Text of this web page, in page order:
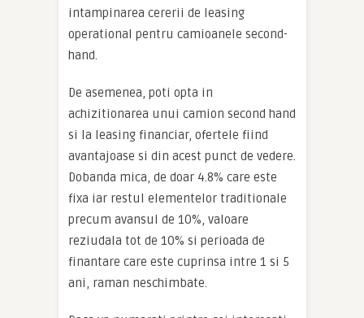
intampinarea cererii de leasing
operational pentru camioanele second-
hand.
De asemenea, poti opta in
achizitionarea unui camion second hand
si la leasing financiar, ofertele fiind
avantajoase si din acest punct de vedere.
Dobanda mica, de doar 4.8% care este
fixa iar restul elementelor traditionale
precum avansul de 10%, valoare
reziudala tot de 10% si perioada de
finantare care este cuprinsa intre 1 si 5
ani, raman neschimbate.